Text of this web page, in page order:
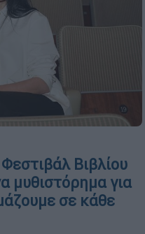
Βιβλίου
μυθιστόρημα για
σε κάθε